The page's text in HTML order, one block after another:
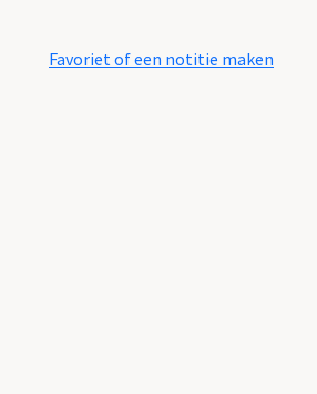
Favoriet of een notitie maken